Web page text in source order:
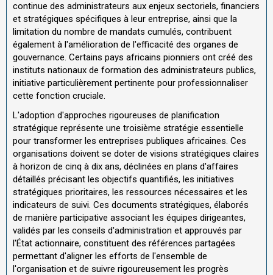
continue des administrateurs aux enjeux sectoriels, financiers
et stratégiques spécifiques à leur entreprise, ainsi que la
limitation du nombre de mandats cumulés, contribuent
également à l'amélioration de l'efficacité des organes de
gouvernance. Certains pays africains pionniers ont créé des
instituts nationaux de formation des administrateurs publics,
initiative particulièrement pertinente pour professionnaliser
cette fonction cruciale.
L'adoption d'approches rigoureuses de planification
stratégique représente une troisième stratégie essentielle
pour transformer les entreprises publiques africaines. Ces
organisations doivent se doter de visions stratégiques claires
à horizon de cinq à dix ans, déclinées en plans d'affaires
détaillés précisant les objectifs quantifiés, les initiatives
stratégiques prioritaires, les ressources nécessaires et les
indicateurs de suivi. Ces documents stratégiques, élaborés
de manière participative associant les équipes dirigeantes,
validés par les conseils d'administration et approuvés par
l'État actionnaire, constituent des références partagées
permettant d'aligner les efforts de l'ensemble de
l'organisation et de suivre rigoureusement les progrès